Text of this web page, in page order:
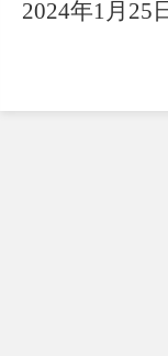
2024年1月25